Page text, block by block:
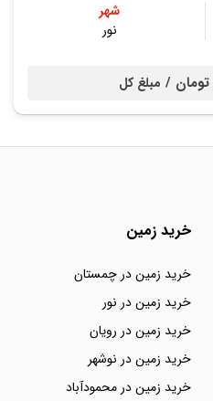
شهر
نور
مبلغ کل
خرید زمین
خرید زمین در چمستان
خرید زمین در نور
خرید زمین در رویان
خرید زمین در نوشهر
خرید زمین در محمودآباد